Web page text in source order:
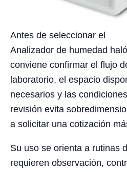
Antes de seleccionar el
Analizador de humedad
conviene confirmar el flujo
laboratorio, el espacio
necesarios y las
revisión evita
a solicitar una cotización
Su uso se orienta a rutinas
requieren observación,